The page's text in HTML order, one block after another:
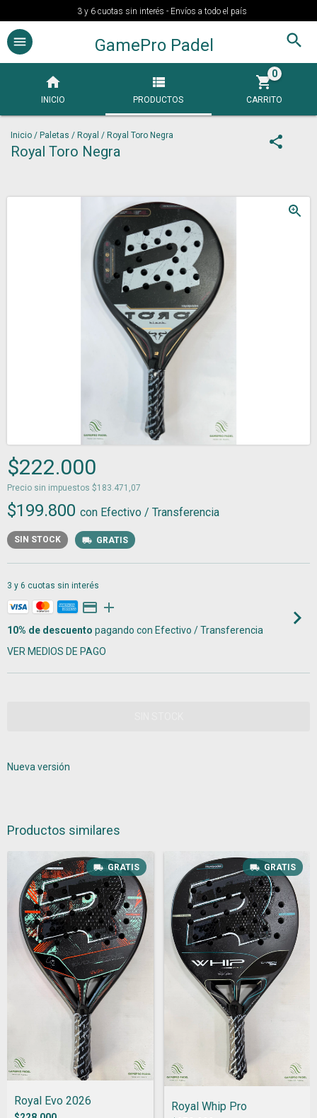
3 y 6 cuotas sin interés - Envíos a todo el país
GamePro Padel
INICIO PRODUCTOS CARRITO
0
Inicio / Paletas / Royal / Royal Toro Negra
Royal Toro Negra
$222.000
Precio sin impuestos $183.471,07
$199.800 con Efectivo / Transferencia
SIN STOCK GRATIS
10% de descuento pagando con Efectivo / Transferencia
VER MEDIOS DE PAGO
Nueva versión
Productos similares
GRATIS
Royal Evo 2026
GRATIS
Royal Whip Pro